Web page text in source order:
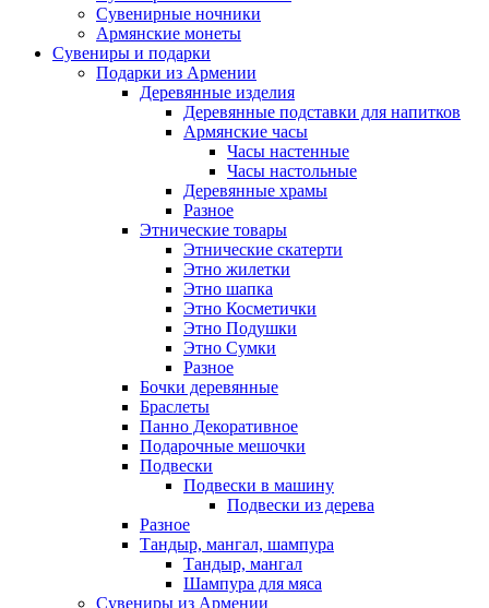
Сувенирные ночники
Армянские монеты
Сувениры и подарки
Подарки из Армении
Деревянные изделия
Деревянные подставки для напитков
Армянские часы
Часы настенные
Часы настольные
Деревянные храмы
Разное
Этнические товары
Этнические скатерти
Этно жилетки
Этно шапка
Этно Косметички
Этно Подушки
Этно Сумки
Разное
Бочки деревянные
Браслеты
Панно Декоративное
Подарочные мешочки
Подвески
Подвески в машину
Подвески из дерева
Разное
Тандыр, мангал, шампура
Тандыр, мангал
Шампура для мяса
Сувениры из Армении